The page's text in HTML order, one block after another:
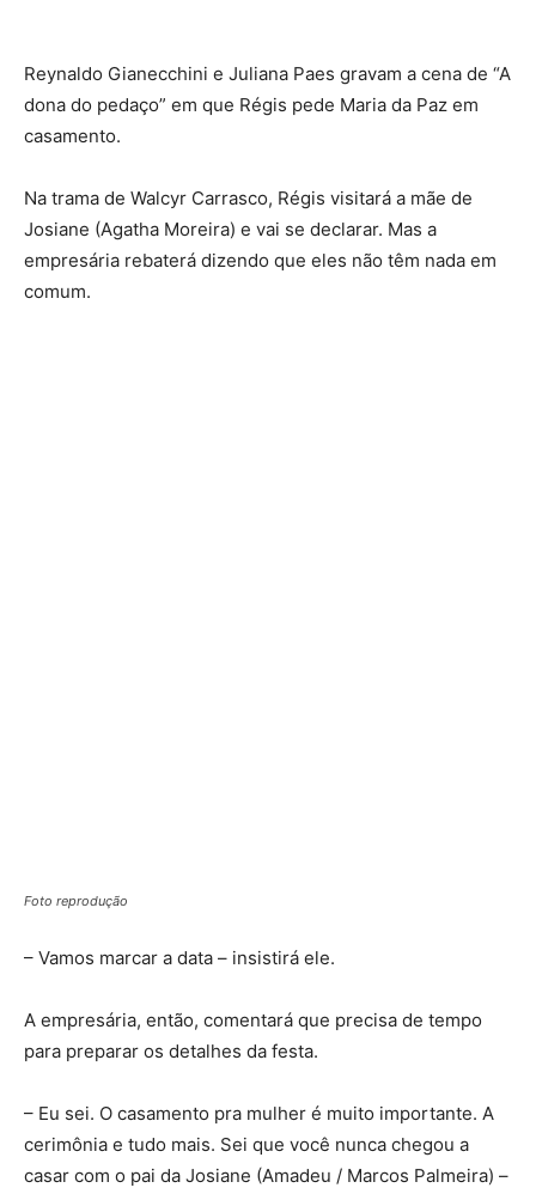
Reynaldo Gianecchini e Juliana Paes gravam a cena de “A
dona do pedaço” em que Régis pede Maria da Paz em
casamento.
Na trama de Walcyr Carrasco, Régis visitará a mãe de
Josiane (Agatha Moreira) e vai se declarar. Mas a
empresária rebaterá dizendo que eles não têm nada em
comum.
Foto reprodução
– Vamos marcar a data – insistirá ele.
A empresária, então, comentará que precisa de tempo
para preparar os detalhes da festa.
– Eu sei. O casamento pra mulher é muito importante. A
cerimônia e tudo mais. Sei que você nunca chegou a
casar com o pai da Josiane (Amadeu / Marcos Palmeira) –